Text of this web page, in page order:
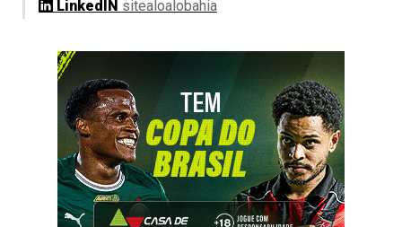
LinkedIN sitealoalobahia